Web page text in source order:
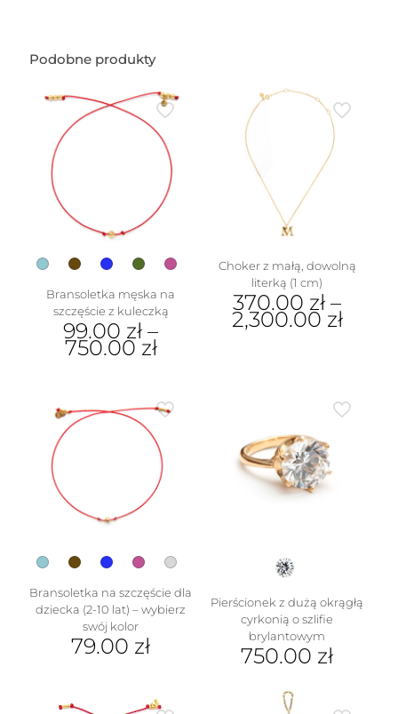
Podobne produkty
Bransoletka męska na
szczęście z kuleczką
99.00 zł –
750.00 zł
wiele
wariantów.
stronie
Choker z małą, dowolną
literką (1 cm)
370.00 zł –
2,300.00 zł
wariantów.
można
wybrać
na
stronie
Bransoletka na szczęście dla
dziecka (2-10 lat) – wybierz
swój kolor
79.00 zł
Pierścionek z dużą okrągłą
cyrkonią o szlifie
brylantowym
750.00 zł
produkt